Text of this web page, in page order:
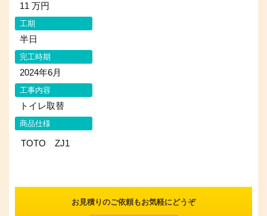
11 万円
工期
半日
完工時期
2024年6月
工事内容
トイレ取替
商品仕様
TOTO ZJ1
お見積りのご依頼もお気軽にどうぞ